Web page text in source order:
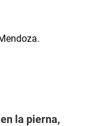
la pierna,